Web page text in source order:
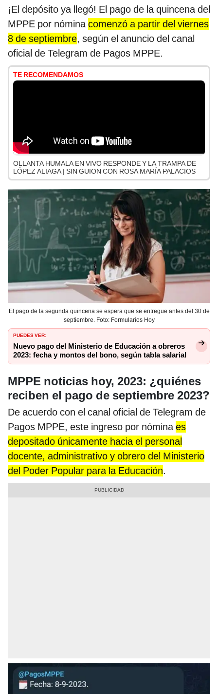
¡El depósito ya llegó! El pago de la quincena del
MPPE por nóminacomenzó a partir del viernes
8 de septiembre, según el anuncio del canal
oficial de Telegram de Pagos MPPE.
TE RECOMENDAMOS
OLLANTA HUMALA EN VIVO RESPONDE Y LA TRAMPA DE
LÓPEZ ALIAGA | SIN GUION CON ROSA MARÍA PALACIOS
El pago de la segunda quincena se espera que se entregue antes del 30 de
septiembre. Foto: Formularios Hoy
PUEDES VER:
Nuevo pago del Ministerio de Educación a obreros
2023: fecha y montos del bono, según tabla salarial
MPPE noticias hoy, 2023: ¿quiénes
reciben el pago de septiembre 2023?
De acuerdo con el canal oficial de Telegram de
Pagos MPPE, este ingreso por nóminaes
depositado únicamente hacia el personal
docente, administrativo y obrero del Ministerio
del Poder Popular para la Educación.